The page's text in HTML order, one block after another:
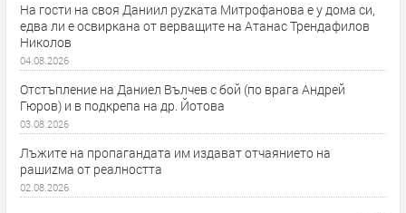
На гости на своя Даниил руzката Митрофанова е у дома си,
едва ли е освиркана от верващите на Атанас Трендафилов
Николов
04.08.2026
Отстъпление на Даниел Вълчев с бой (по врага Андрей
Гюров) и в подкрепа на др. Йотова
03.08.2026
Лъжите на пропагандата им издават отчаянието на
рашиzма от реалността
02.08.2026